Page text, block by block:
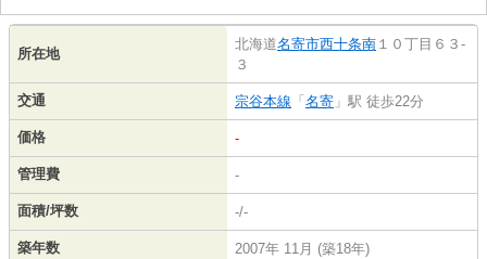
所在地
北海道名寄市西十条南 １０丁目６３-
３
交通 宗谷本線 「 名寄 」駅 徒歩22分
価格 -
管理費 -
面積/坪数 -/-
築年数 2007年 11月 (築18年)